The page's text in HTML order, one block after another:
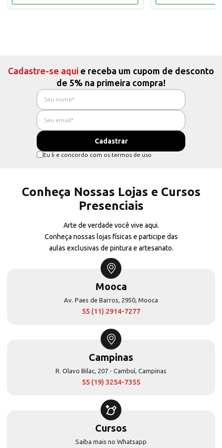
Cadastre-se aqui e receba um cupom de desconto
de 5% na primeira compra!
Eu li e concordo com os termos de uso
Conheça Nossas Lojas e Cursos
Presenciais
Arte de verdade você vive aqui.
Conheça nossas lojas físicas e participe das
aulas exclusivas de pintura e artesanato.
Mooca
Av. Paes de Barros, 2950, Mooca
55 (11) 2914-7277
Campinas
R. Olavo Bilac, 207 - Cambuí, Campinas
55 (19) 3254-7355
Cursos
Saiba mais no Whatsapp